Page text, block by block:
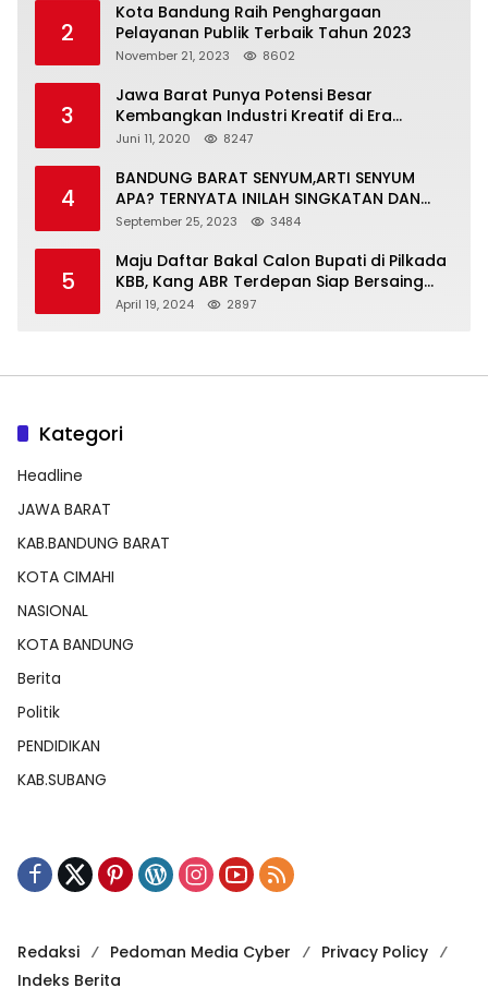
2
Kota Bandung Raih Penghargaan
Pelayanan Publik Terbaik Tahun 2023
November 21, 2023 8602
3
Jawa Barat Punya Potensi Besar
Kembangkan Industri Kreatif di Era
Normal Baru
Juni 11, 2020 8247
4
BANDUNG BARAT SENYUM,ARTI SENYUM
APA? TERNYATA INILAH SINGKATAN DAN
MAKNANYA
September 25, 2023 3484
5
Maju Daftar Bakal Calon Bupati di Pilkada
KBB, Kang ABR Terdepan Siap Bersaing
Dengan Balon Lainnya
April 19, 2024 2897
Kategori
Headline
JAWA BARAT
KAB.BANDUNG BARAT
KOTA CIMAHI
NASIONAL
KOTA BANDUNG
Berita
Politik
PENDIDIKAN
KAB.SUBANG
Redaksi Pedoman Media Cyber
Privacy Policy
Indeks Berita